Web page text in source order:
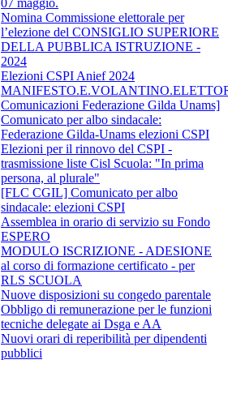
07 maggio.
Nomina Commissione elettorale per
l’elezione del CONSIGLIO SUPERIORE
DELLA PUBBLICA ISTRUZIONE -
2024
Elezioni CSPI Anief 2024
Comunicazioni Federazione Gilda Unams]
Comunicato per albo sindacale:
Federazione Gilda-Unams elezioni CSPI
Elezioni per il rinnovo del CSPI -
trasmissione liste Cisl Scuola: "In prima
persona, al plurale"
[FLC CGIL] Comunicato per albo
sindacale: elezioni CSPI
Assemblea in orario di servizio su Fondo
ESPERO
MODULO ISCRIZIONE - ADESIONE
al corso di formazione certificato - per
RLS SCUOLA
Nuove disposizioni su congedo parentale
Obbligo di remunerazione per le funzioni
tecniche delegate ai Dsga e AA
Nuovi orari di reperibilità per dipendenti
pubblici